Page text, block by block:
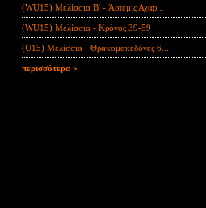
(WU15) Μελίσσια B' - Άρτεμις Αχαρ...
(WU15) Μελίσσια - Κρόνος 39-59
(U15) Μελίσσια - Θρακομακεδόνες 6...
περισσότερα »